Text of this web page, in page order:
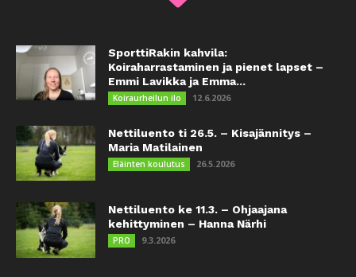
SporttiRakin kahvila:
Koiraharrastaminen ja pienet lapset –
Emmi Lavikka ja Emma...
Koiraurheilun ilo 12.6.2026
Nettiluento ti 26.5. – Kisajännitys –
Maria Matilainen
Eläinten koulutus 26.5.2026
Nettiluento ke 11.3. – Ohjaajana
kehittyminen – Hanna Närhi
PRO 9.3.2026